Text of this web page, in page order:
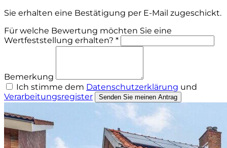
Sie erhalten eine Bestätigung per E-Mail zugeschickt.
Für welche Bewertung möchten Sie eine
Wertfeststellung erhalten? *
Bemerkung
Ich stimme dem Datenschutzerklärung und
Verarbeitungsregister
Senden Sie meinen Antrag